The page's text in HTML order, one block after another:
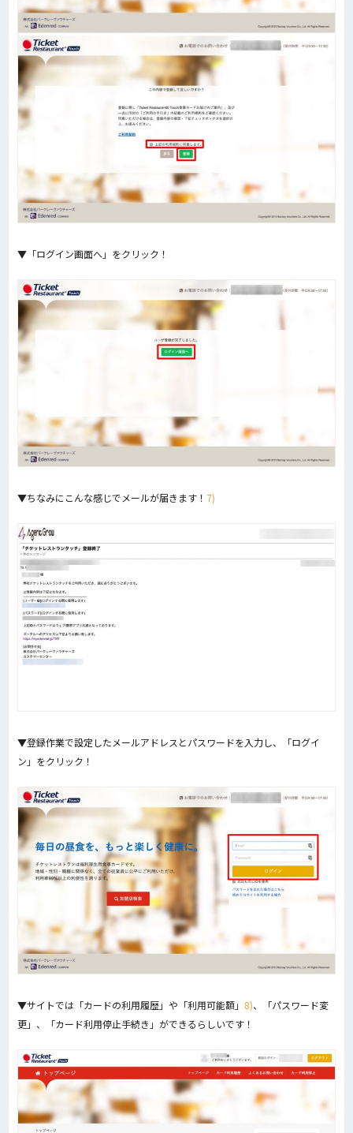
▼「ログイン画面へ」をクリック！
▼ちなみにこんな感じでメールが届きます！ 7)
▼登録作業で設定したメールアドレスとパスワードを入力し、「ログイ
ン」をクリック！
▼サイトでは「カードの利用履歴」や「利用可能額」 8)、「パスワード変
更」、「カード利用停止手続き」ができるらしいです！